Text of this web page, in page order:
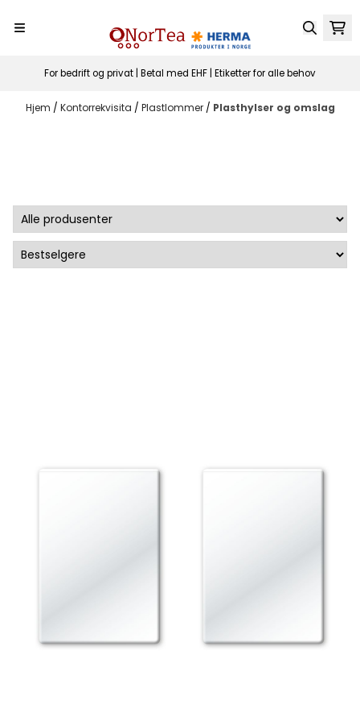
For bedrift og privat | Betal med EHF | Etiketter for alle behov
Hjem / Kontorrekvisita / Plastlommer / Plasthylser og omslag